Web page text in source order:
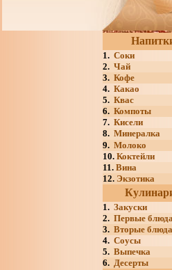
1. Соки
2. Чай
3. Кофе
4. Какао
5. Квас
6. Компоты
7. Кисели
8. Минералка
9. Молоко
10. Коктейли
11. Вина
12. Экзотика
1. Закуски
2. Первые
3. Вторые блюда
4. Соусы
5. Выпечка
6. Десерты